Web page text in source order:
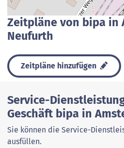
Zeitpläne von bipa in
Neufurth
Zeitpläne hinzufügen
Service-
Geschäft bipa in
Sie können die Service-
ausfüllen.